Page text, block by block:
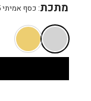
מתוך 5
דירוגים של
לקוחות
מתכת: כסף אמיתי 925